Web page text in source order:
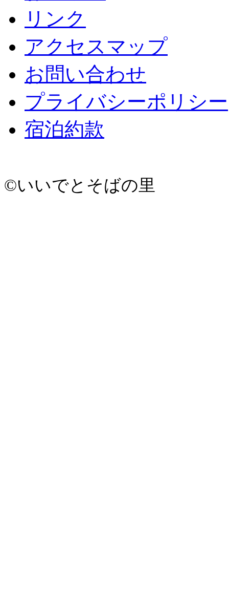
リンク
アクセスマップ
お問い合わせ
プライバシーポリシー
宿泊約款
©いいでとそばの里